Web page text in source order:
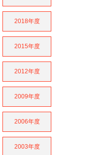
2018年度
2015年度
2012年度
2009年度
2006年度
2003年度